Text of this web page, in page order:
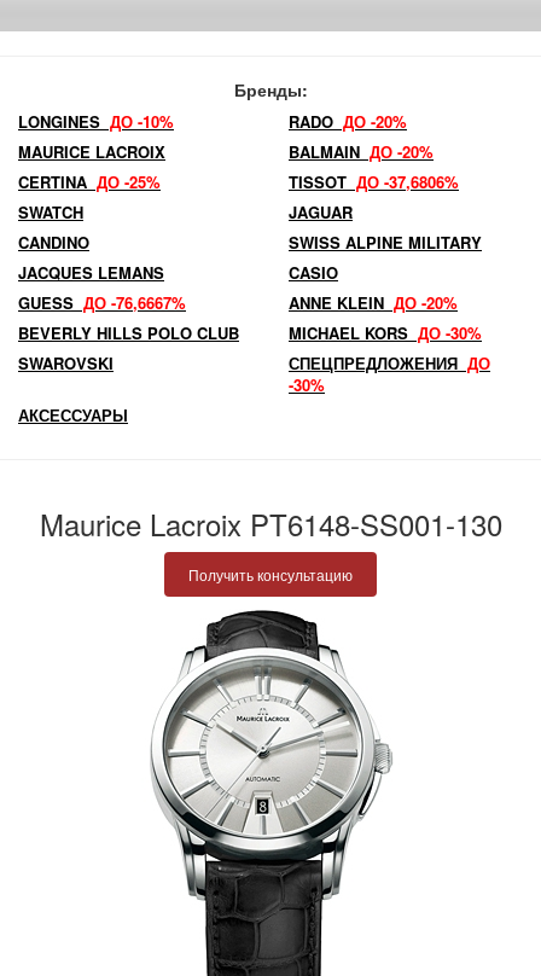
Бренды:
LONGINES ДО -10% RADO ДО -20%
MAURICE LACROIX
BALMAIN ДО -20%
CERTINA ДО -25% TISSOT ДО -37,6806%
SWATCH
JAGUAR
CANDINO
SWISS ALPINE MILITARY
JACQUES LEMANS
CASIO
GUESS ДО -76,6667% ANNE KLEIN ДО -20%
BEVERLY HILLS POLO CLUB
MICHAEL KORS ДО -30%
SWAROVSKI
СПЕЦПРЕДЛОЖЕНИЯ ДО
-30%
АКСЕССУАРЫ
Maurice Lacroix PT6148-SS001-130
Получить консультацию